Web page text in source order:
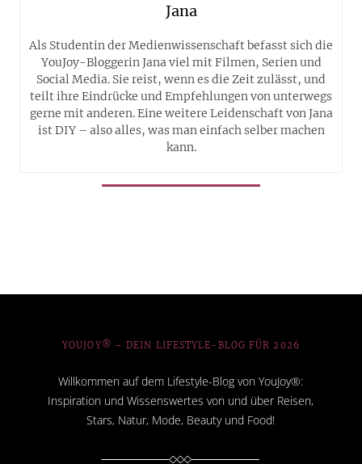
Jana
Als Studentin der Medienwissenschaft befasst sich die
YouJoy-Bloggerin Jana viel mit Filmen, Serien und
Social Media. Sie reist, wenn es die Zeit zulässt, und
teilt ihre Eindrücke und Empfehlungen von unterwegs
gerne mit anderen. Eine weitere Leidenschaft von Jana
ist DIY – also alles, was man einfach selber machen
kann.
YOUJOY® – DEIN LIFESTYLE-BLOG FÜR 2026
Willkommen auf dem Lifestyle-Blog von YouJoy®:
Inspiration und Wissenswertes von und über Reisen,
Stars, Natur, Mode, Beauty und Food!